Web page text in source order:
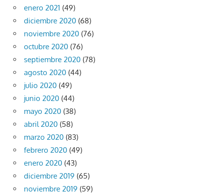
enero 2021 (49)
diciembre 2020 (68)
noviembre 2020 (76)
octubre 2020 (76)
septiembre 2020 (78)
agosto 2020 (44)
julio 2020 (49)
junio 2020 (44)
mayo 2020 (38)
abril 2020 (58)
marzo 2020 (83)
febrero 2020 (49)
enero 2020 (43)
diciembre 2019 (65)
noviembre 2019 (59)